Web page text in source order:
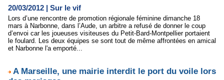
20/03/2012 | Sur le vif
Lors d’une rencontre de promotion régionale féminine dimanche 18
mars à Narbonne, dans l’Aude, un arbitre a refusé de donner le coup
d’envoi car les joueuses visiteuses du Petit-Bard-Montpellier portaient
le foulard. Les deux équipes se sont tout de même affrontées en amical
et Narbonne l'a emporté...
A Marseille, une mairie interdit le port du voile lors